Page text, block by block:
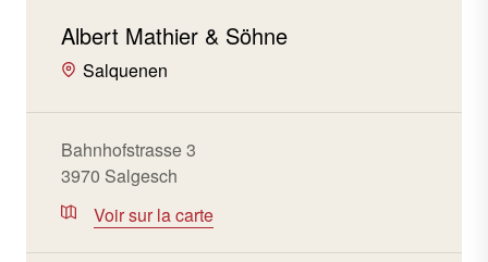
Albert Mathier & Söhne
Salquenen
Bahnhofstrasse 3
3970 Salgesch
Voir sur la carte